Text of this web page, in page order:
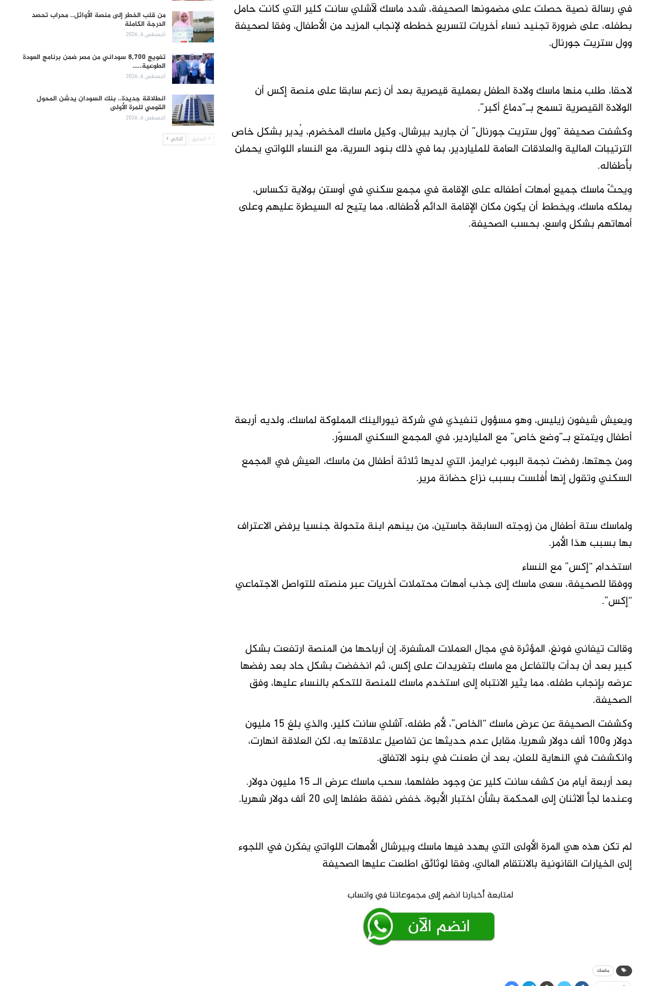
في رسالة نصية حصلت على مضمونها الصحيفة، شدد ماسك لآشلي سانت كلير التي كانت حامل
بطفله، على ضرورة تجنيد نساء أخريات لتسريع خططه لإنجاب المزيد من الأطفال، وفقا لصحيفة
وول ستريت جورنال.
لاحقا، طلب منها ماسك ولادة الطفل بعملية قيصرية بعد أن زعم ​​سابقا على منصة إكس أن
الولادة القيصرية تسمح بـ”دماغ أكبر”.
وكشفت صحيفة “وول ستريت جورنال” أن جاريد بيرشال، وكيل ماسك المخضرم، يُدير بشكل خاص
الترتيبات المالية والعلاقات العامة للملياردير، بما في ذلك بنود السرية، مع النساء اللواتي يحملن
بأطفاله.
ويحثّ ماسك جميع أمهات أطفاله على الإقامة في مجمع سكني في أوستن بولاية تكساس،
يملكه ماسك، ويخطط أن يكون مكان الإقامة الدائم لأطفاله، مما يتيح له السيطرة عليهم وعلى
أمهاتهم بشكل واسع، بحسب الصحيفة.
ويعيش شيفون زيليس، وهو مسؤول تنفيذي في شركة نيورالينك المملوكة لماسك، ولديه أربعة
أطفال ويتمتع بـ”وضع خاص” مع الملياردير، في المجمع السكني المسوّر.
ومن جهتها، رفضت نجمة البوب ​​غرايمز، التي لديها ثلاثة أطفال من ماسك، العيش في المجمع
السكني وتقول إنها أُفلست بسبب نزاع حضانة مرير.
ولماسك ستة أطفال من زوجته السابقة جاستين، من بينهم ابنة متحولة جنسيا يرفض الاعتراف
بها بسبب هذا الأمر.
استخدام “إكس” مع النساء
ووفقا للصحيفة، سعى ماسك إلى جذب أمهات محتملات أخريات عبر منصته للتواصل الاجتماعي
“إكس”.
وقالت تيفاني فونغ، المؤثرة في مجال العملات المشفرة، إن أرباحها من المنصة ارتفعت بشكل
كبير بعد أن بدأت بالتفاعل مع ماسك بتغريدات على إكس، ثم انخفضت بشكل حاد بعد رفضها
عرضه بإنجاب طفله، مما يثير الانتباه إلى استخدم ماسك للمنصة للتحكم بالنساء عليها، وفق
الصحيفة.
وكشفت الصحيفة عن عرض ماسك “الخاص”، لأم طفله، آشلي سانت كلير، والذي بلغ 15 مليون
دولار و100 ألف دولار شهريا، مقابل عدم حديثها عن تفاصيل علاقتها به، لكن العلاقة انهارت،
وانكشفت في النهاية للعلن، بعد أن طعنت في بنود الاتفاق.
بعد أربعة أيام من كشف سانت كلير عن وجود طفلهما، سحب ماسك عرض الـ 15 مليون دولار.
وعندما لجأ الاثنان إلى المحكمة بشأن اختبار الأبوة، خفض نفقة طفلها إلى 20 ألف دولار شهريا.
لم تكن هذه هي المرة الأولى التي يهدد فيها ماسك وبيرشال الأمهات اللواتي يفكرن في اللجوء
إلى الخيارات القانونية بالانتقام المالي، وفقا لوثائق اطلعت عليها الصحيفة
ماسك
من قلب الخطر إلى منصة الأوائل.. محراب تحصد
الدرجة الكاملة
أغسطس 6, 2026
تفويج 8,700 سوداني من مصر ضمن برنامج العودة
الطوعية..…
أغسطس 6, 2026
انطلاقة جديدة.. بنك السودان يدشن المحول
القومي للمرة الأولى
أغسطس 6, 2026
السابق التالي